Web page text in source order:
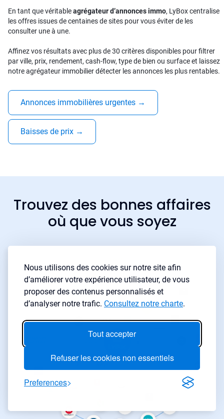
Nous utilisons des cookies sur notre site afin
d’améliorer votre expérience utilisateur, de vous
proposer des contenus personnalisés et
d’analyser notre trafic. Consultez notre charte.
Tout accepter
Refuser les cookies non essentiels
Preferences
En tant que véritableagrégateur d’annonces immo, LyBox centralise
les offres issues de centaines de sites pour vous éviter de les
consulter une à une.
Affinez vos résultats avec plus de 30 critères disponibles pour filtrer
par ville, prix, rendement, cash-flow, type de bien ou surface et laissez
notre agrégateur immobilier détecter les annonces les plus rentables.
Annonces immobilières urgentes →
Baisses de prix →
Trouvez des bonnes affaires
où que vous soyez